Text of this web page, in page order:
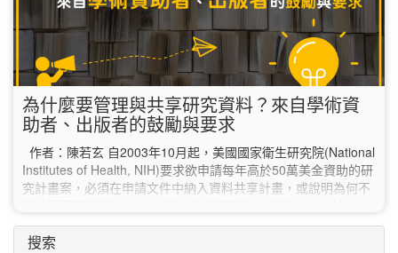
為什麼要管理與共享研究資料？來自學術資
助者、出版者的鼓勵與要求
作者：陳若玄 自2003年10月起，美國國家衛生研究院(National
Institutes of Health, NIH)要求欲申請每年高於50萬美金資助的研
究計畫案，必須在申請文件中納入資料共享計畫，或說明為何不
Educational, Scientific and Cultural Organization)正式公佈
《UNESCO Recommendation on Open…
搜索